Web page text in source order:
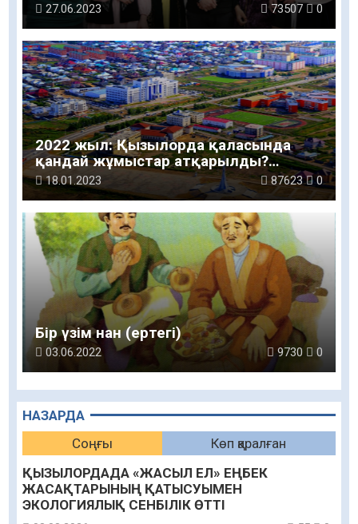
НАЗАРДА
Соңғы
Көп қаралған
ҚЫЗЫЛОРДАДА «ЖАСЫЛ ЕЛ» ЕҢБЕК
ЖАСАҚТАРЫНЫҢ ҚАТЫСУЫМЕН
ЭКОЛОГИЯЛЫҚ СЕНБІЛІК ӨТТІ
27.06.2023 73507 0
2022 жыл: Қызылорда қаласында
қандай жұмыстар атқарылды?
(ВИДЕО)
18.01.2023 87623 0
Бір үзім нан (ертегі)
03.06.2022 9730 0